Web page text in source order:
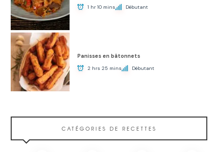
1 hr 10 mins Débutant
Panisses en bâtonnets
2 hrs 25 mins Débutant
CATÉGORIES DE RECETTES